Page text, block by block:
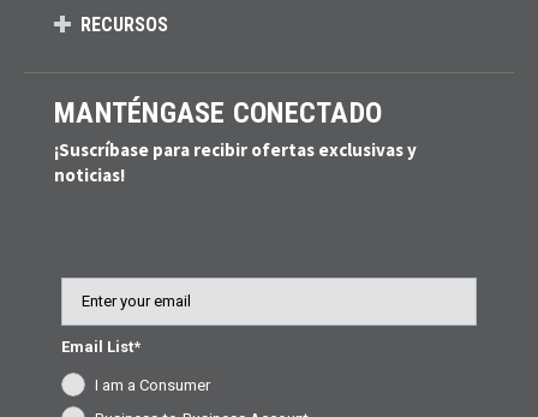
RECURSOS
MANTÉNGASE CONECTADO
¡Suscríbase para recibir ofertas exclusivas y
noticias!
Email List*
I am a Consumer